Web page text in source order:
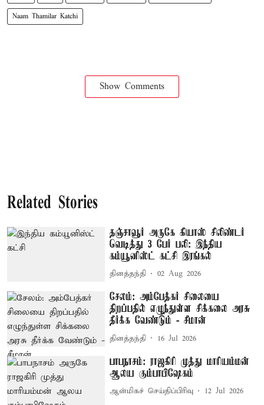
Naam Thamilar Katchi
Show Comments
Related Stories
தஞ்சாவூர் அருகே கியாஸ் சிலிண்டர்
வெடித்து 3 பேர் பலி: இந்திய
கம்யூனிஸ்ட் கட்சி இரங்கல்
தினத்தந்தி 02 Aug 2026
சேலம்: அம்பேத்கர் சிலையை
திறப்பதில் எழுந்துள்ள சிக்கலை அரசு
தீர்க்க வேண்டும் - சீமான்
தினத்தந்தி 16 Jul 2026
பாபநாசம்: ராஜகிரி முத்து மாரியம்மன்
ஆலய கும்பாபிஷேகம்
ஆன்மிகச் செய்திப்பிரிவு 12 Jul 2026